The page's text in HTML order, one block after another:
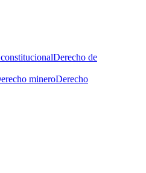
Derecho de
mineroDerecho